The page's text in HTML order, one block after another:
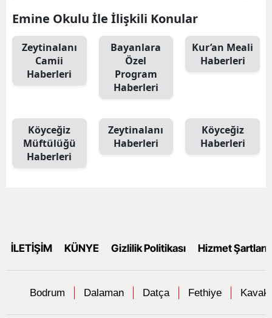
Emine Okulu İle İlişkili Konular
Zeytinalanı
Camii
Haberleri
Bayanlara
Özel
Program
Haberleri
Kur’an Meali
Haberleri
Köyceğiz
Müftülüğü
Haberleri
Zeytinalanı
Haberleri
Köyceğiz
Haberleri
İLETİŞİM KÜNYE Gizlilik Politikası Hizmet Şartları
Bodrum Dalaman Datça Fethiye